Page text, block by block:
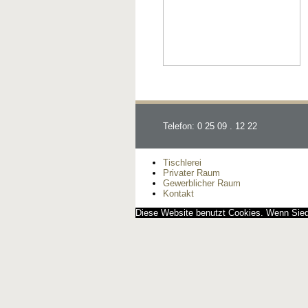
Telefon: 0 25 09 . 12 22
Tischlerei
Privater Raum
Gewerblicher Raum
Kontakt
Diese Website benutzt Cookies. Wenn